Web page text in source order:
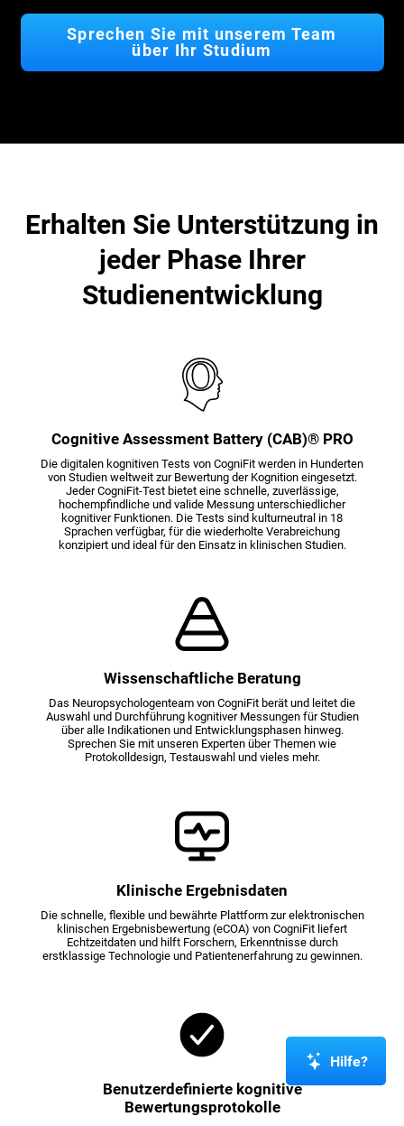
Sprechen Sie mit unserem Team
über Ihr Studium
Erhalten Sie Unterstützung in
jeder Phase Ihrer
Studienentwicklung
Cognitive Assessment Battery (CAB)® PRO
Die digitalen kognitiven Tests von CogniFit werden in Hunderten
von Studien weltweit zur Bewertung der Kognition eingesetzt.
Jeder CogniFit-Test bietet eine schnelle, zuverlässige,
hochempfindliche und valide Messung unterschiedlicher
kognitiver Funktionen. Die Tests sind kulturneutral in 18
Sprachen verfügbar, für die wiederholte Verabreichung
konzipiert und ideal für den Einsatz in klinischen Studien.
Wissenschaftliche Beratung
Das Neuropsychologenteam von CogniFit berät und leitet die
Auswahl und Durchführung kognitiver Messungen für Studien
über alle Indikationen und Entwicklungsphasen hinweg.
Sprechen Sie mit unseren Experten über Themen wie
Protokolldesign, Testauswahl und vieles mehr.
Klinische Ergebnisdaten
Die schnelle, flexible und bewährte Plattform zur elektronischen
klinischen Ergebnisbewertung (eCOA) von CogniFit liefert
Echtzeitdaten und hilft Forschern, Erkenntnisse durch
erstklassige Technologie und Patientenerfahrung zu gewinnen.
Benutzerdefinierte kognitive
Bewertungsprotokolle
Hilfe?